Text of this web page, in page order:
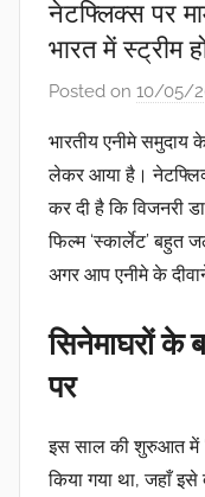
नेटफ्लिक्स पर
भारत में स्ट्रीम
Posted on 10/05/
भारतीय एनीमे समुदाय
लेकर आया है।
कर दी है कि विजनरी
फिल्म ‘स्कार्लेट’ बहुत
अगर आप एनीमे के
सिनेमाघरों के
पर
इस साल की शुरुआत में
किया गया था, जहाँ इसे